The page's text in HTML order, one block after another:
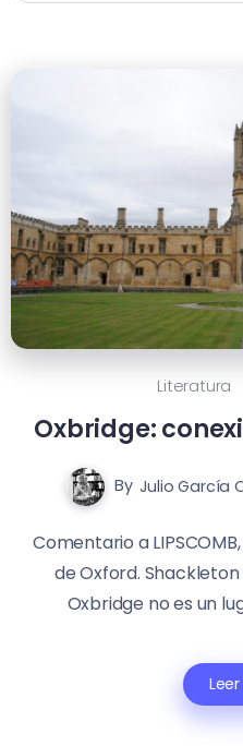
Literatura
Oxbridge:
By Julio García
Comentario a
de Oxford. Shackleton
Oxbridge no es un